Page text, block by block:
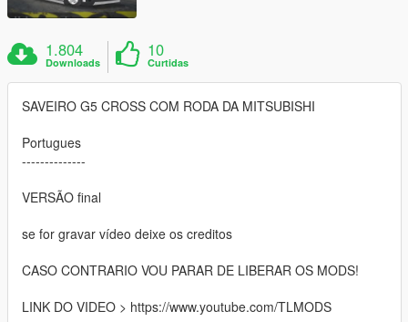
1.804
Downloads
10
Curtidas
SAVEIRO G5 CROSS COM RODA DA MITSUBISHI
Portugues
--------------
VERSÃO final
se for gravar vídeo deixe os creditos
CASO CONTRARIO VOU PARAR DE LIBERAR OS MODS!
LINK DO VIDEO > https://www.youtube.com/TLMODS